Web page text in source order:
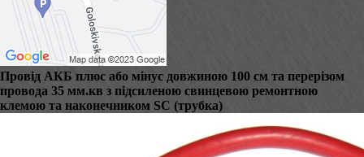
Провід АКБ плюс або мінус довжиною 100 см та перерізом
провода 35 мм.кв з підсиленою свинцевою ремонтною
клемою та наконечником SC (трубка)